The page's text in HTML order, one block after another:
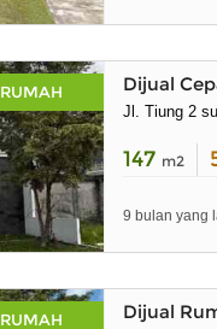
RUMAH Dijual
Jl. Tiung 2
147 m2
9 bulan yang
RUMAH Dijual